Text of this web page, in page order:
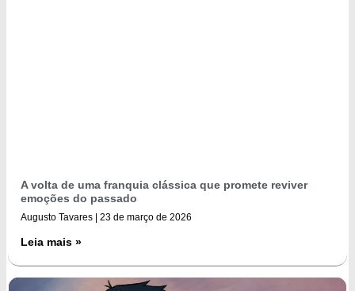
A volta de uma franquia clássica que promete reviver
emoções do passado
Augusto Tavares 23 de março de 2026
Leia mais »